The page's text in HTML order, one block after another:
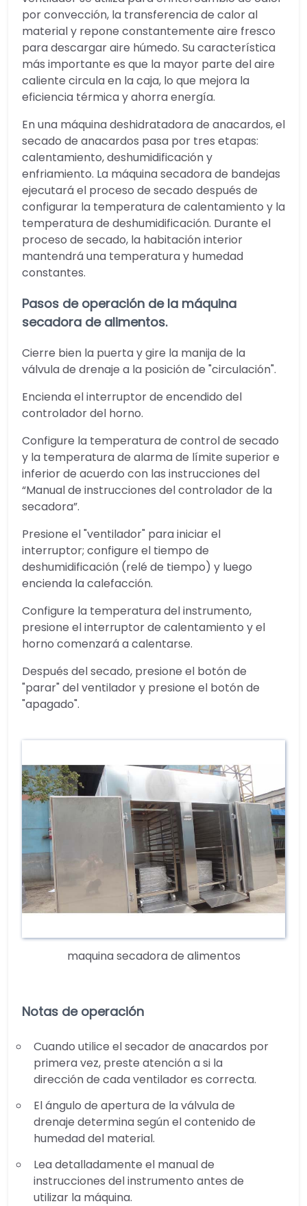
por convección, la transferencia de calor al
material y repone constantemente aire fresco
para descargar aire húmedo. Su característica
más importante es que la mayor parte del aire
caliente circula en la caja, lo que mejora la
eficiencia térmica y ahorra energía.
En una máquina deshidratadora de anacardos, el
secado de anacardos pasa por tres etapas:
calentamiento, deshumidificación y
enfriamiento. La máquina secadora de bandejas
ejecutará el proceso de secado después de
configurar la temperatura de calentamiento y la
temperatura de deshumidificación. Durante el
proceso de secado, la habitación interior
mantendrá una temperatura y humedad
constantes.
Pasos de operación de la máquina
secadora de alimentos.
Cierre bien la puerta y gire la manija de la
válvula de drenaje a la posición de "circulación".
Encienda el interruptor de encendido del
controlador del horno.
Configure la temperatura de control de secado
y la temperatura de alarma de límite superior e
inferior de acuerdo con las instrucciones del
“Manual de instrucciones del controlador de la
secadora”.
Presione el "ventilador" para iniciar el
interruptor; configure el tiempo de
deshumidificación (relé de tiempo) y luego
encienda la calefacción.
Configure la temperatura del instrumento,
presione el interruptor de calentamiento y el
horno comenzará a calentarse.
Después del secado, presione el botón de
"parar" del ventilador y presione el botón de
"apagado".
maquina secadora de alimentos
Notas de operación
Cuando utilice el secador de anacardos por
primera vez, preste atención a si la
dirección de cada ventilador es correcta.
El ángulo de apertura de la válvula de
drenaje determina según el contenido de
humedad del material.
Lea detalladamente el manual de
instrucciones del instrumento antes de
utilizar la máquina.